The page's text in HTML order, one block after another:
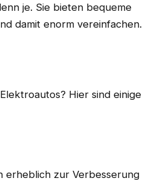
je. Sie bieten bequeme
damit enorm vereinfachen.
Hier sind einige
erheblich zur Verbesserung